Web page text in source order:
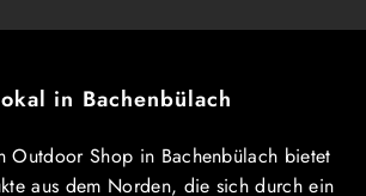
in Bachenbülach
Outdoor Shop in Bachenbülach bietet
aus dem Norden, die sich durch ein